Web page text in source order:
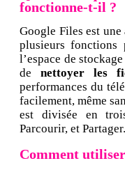
fonctionne-t-il ?
Google Files est
plusieurs
l’espace de
de nettoyer les
performances du
facilement, même
est divisée en
Parcourir, et Partager.
Comment